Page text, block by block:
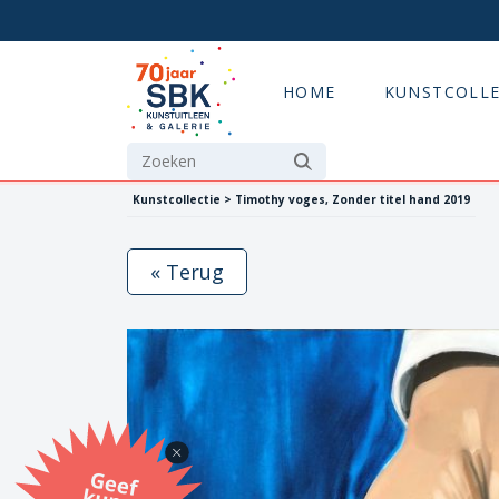
HOME
Kunstcollectie > Timothy voges, Zonder titel hand 2019
G
eef
u
n
st
a
d
o
m
et
e SB
K
u
n
stb
o
n
« Terug